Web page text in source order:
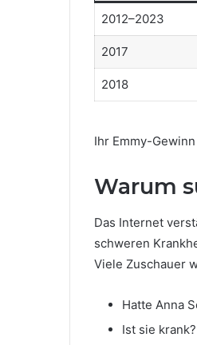
2012–2023
2017
2018
Ihr Emmy-
Warum
Das Internet
schweren
Viele Zuschauer
Hatte Anna
Ist sie krank?